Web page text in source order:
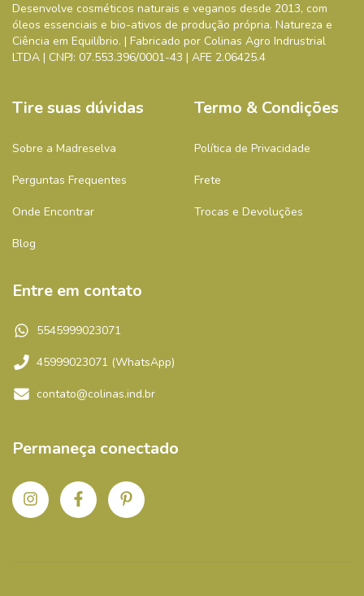
Desenvolve cosméticos naturais e veganos desde 2013, com
óleos essenciais e bio-ativos de produção própria. Natureza e
Ciência em Equilíbrio. | Fabricado por Colinas Agro Indrustrial
LTDA | CNPJ: 07.553.396/0001-43 | AFE 2.06425.4
Tire suas dúvidas
Sobre a Madreselva
Perguntas Frequentes
Onde Encontrar
Blog
Termo & Condições
Política de Privacidade
Frete
Trocas e Devoluções
Entre em contato
5545999023071
45999023071 (WhatsApp)
contato@colinas.ind.br
Permaneça conectado